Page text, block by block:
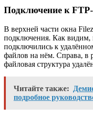
Подключение к FTP-
В верхней части окна
подключения. Как
подключились к
файлов на нём. Справа, в
файловая структура
Читайте также:
подробное